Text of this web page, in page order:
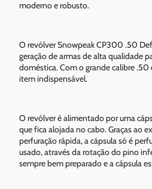
moderno e robusto.
O revólver Snowpeak CP300 .50
geração de armas de alta qualidade
doméstica. Com o grande calibre
item indispensável.
O revólver é alimentado por uma
que fica alojada no cabo. Graças ao
perfuração rápida, a cápsula só é
usado, através da rotação do pino
sempre bem preparado e a cápsula